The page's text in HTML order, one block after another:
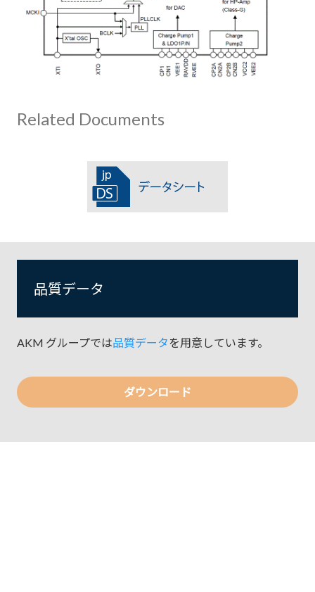
Related Documents
品質データ
AKM グループでは品質データ を用意しています。
ダウンロード